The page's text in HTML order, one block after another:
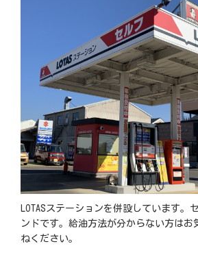
LOTASステーションを併設しています。
ンドです。給油方法が分からない方はお
ねください。